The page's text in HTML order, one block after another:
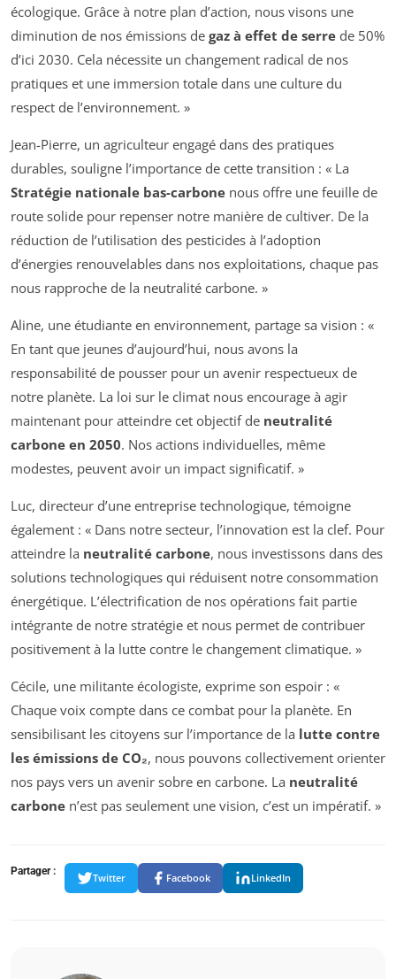
écologique. Grâce à notre plan d’action, nous visons une
diminution de nos émissions de gaz à effet de serre de 50%
d’ici 2030. Cela nécessite un changement radical de nos
pratiques et une immersion totale dans une culture du
respect de l’environnement. »
Jean-Pierre, un agriculteur engagé dans des pratiques
durables, souligne l’importance de cette transition : « La
Stratégie nationale bas-carbone nous offre une feuille de
route solide pour repenser notre manière de cultiver. De la
réduction de l’utilisation des pesticides à l’adoption
d’énergies renouvelables dans nos exploitations, chaque pas
nous rapproche de la neutralité carbone. »
Aline, une étudiante en environnement, partage sa vision : «
En tant que jeunes d’aujourd’hui, nous avons la
responsabilité de pousser pour un avenir respectueux de
notre planète. La loi sur le climat nous encourage à agir
maintenant pour atteindre cet objectif de neutralité
carbone en 2050. Nos actions individuelles, même
modestes, peuvent avoir un impact significatif. »
Luc, directeur d’une entreprise technologique, témoigne
également : « Dans notre secteur, l’innovation est la clef. Pour
atteindre la neutralité carbone, nous investissons dans des
solutions technologiques qui réduisent notre consommation
énergétique. L’électrification de nos opérations fait partie
intégrante de notre stratégie et nous permet de contribuer
positivement à la lutte contre le changement climatique. »
Cécile, une militante écologiste, exprime son espoir : «
Chaque voix compte dans ce combat pour la planète. En
sensibilisant les citoyens sur l’importance de la lutte contre
les émissions de CO₂, nous pouvons collectivement orienter
nos pays vers un avenir sobre en carbone. La neutralité
carbone n’est pas seulement une vision, c’est un impératif. »
Partager :
Twitter Facebook LinkedIn